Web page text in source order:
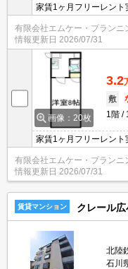
家賃1ヶ月フリーレント
まで1200ｍ徒歩15分。
歩7分、乗車21分で金沢
有限会社エムケー・プランニ
情報更新日 2026/07/31
画像：20枚
3.2
敷
1階
家賃1ヶ月フリーレント
ス・トイレ別。メガド
徒歩5分、最寄りのバス
有限会社エムケー・プランニ
情報更新日 2026/07/31
賃貸マンション クレール
北陸
石川